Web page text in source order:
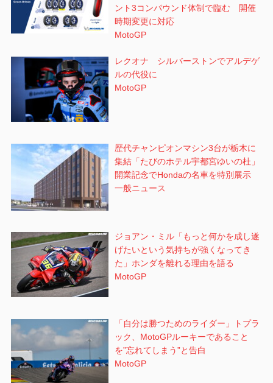
ント3コンパウンド体制で臨む 開催
時期変更に対応
MotoGP
レクオナ シルバーストンでアルデゲ
ルの代役に
MotoGP
歴代チャンピオンマシン3台が栃木に
集結「たびのホテル宇都宮ゆいの杜」
開業記念でHondaの名車を特別展示
一般ニュース
ジョアン・ミル「もっと何かを成し遂
げたいという気持ちが強くなってき
た」ホンダを離れる理由を語る
MotoGP
「自分は勝つためのライダー」トプラ
ック、MotoGPルーキーであること
を”忘れてしまう”と告白
MotoGP